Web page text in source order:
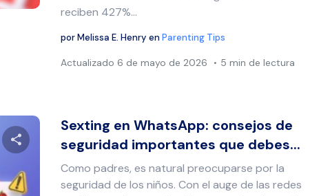
reciben 427%...
porMelissa E. Henry enParenting Tips
Actualizado 6 de mayo de 2026 5 min de lectura
Comparte este artículo
Sexting en WhatsApp: consejos de
seguridad importantes que debes...
Como padres, es natural preocuparse por la
seguridad de los niños. Con el auge de las redes